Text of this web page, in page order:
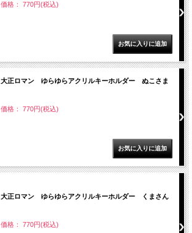
価格： 770円(税込)
大正ロマン ゆらゆらアクリルキーホルダー ぬこさま
価格： 770円(税込)
大正ロマン ゆらゆらアクリルキーホルダー くまさん
価格： 770円(税込)